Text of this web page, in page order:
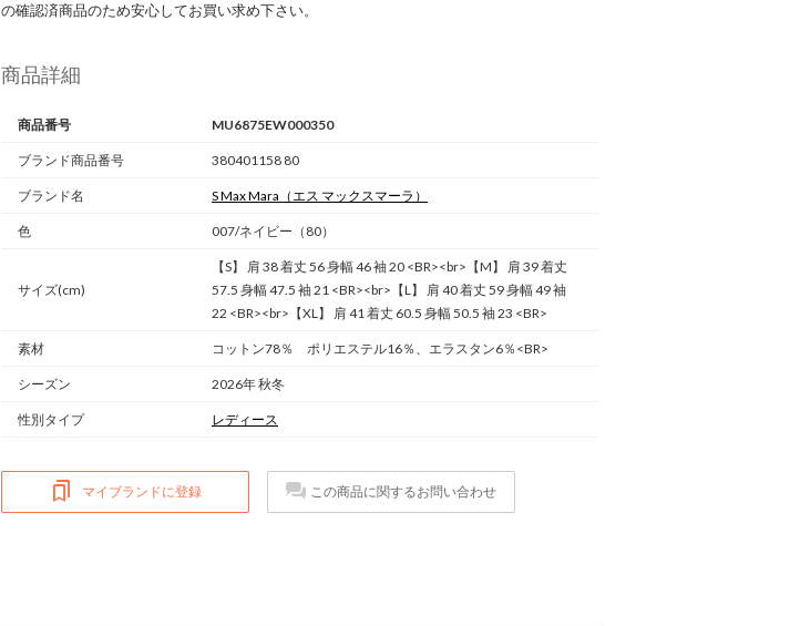
の確認済商品のため安心してお買い求め下さい。
商品詳細
商品番号 MU6875EW000350
ブランド商品番号 380401158 80
ブランド名 S Max Mara （エス マックスマーラ）
色 007/ネイビー（80）
サイズ(cm)
【S】 肩 38 着丈 56 身幅 46 袖 20 <BR><br>【M】 肩 39 着丈
57.5 身幅 47.5 袖 21 <BR><br>【L】 肩 40 着丈 59 身幅 49 袖
22 <BR><br>【XL】 肩 41 着丈 60.5 身幅 50.5 袖 23 <BR>
素材 コットン78％ ポリエステル16％、エラスタン6％<BR>
シーズン 2026年 秋冬
性別タイプ レディース
マイブランドに登録 この商品に関するお問い合わせ